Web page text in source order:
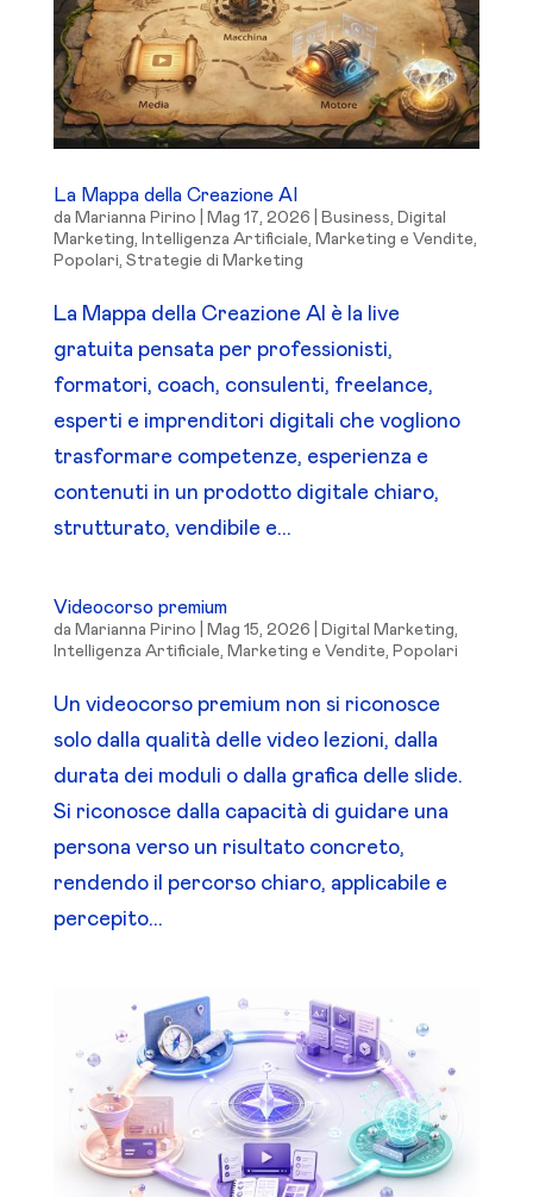
La Mappa della Creazione AI
da Marianna Pirino Mag 17, 2026 Business, Digital
Marketing, Intelligenza Artificiale, Marketing e Vendite,
Popolari, Strategie di Marketing
La Mappa della Creazione AI è la live
gratuita pensata per professionisti,
formatori, coach, consulenti, freelance,
esperti e imprenditori digitali che vogliono
trasformare competenze, esperienza e
contenuti in un prodotto digitale chiaro,
strutturato, vendibile e...
Videocorso premium
da Marianna Pirino Mag 15, 2026 Digital Marketing,
Intelligenza Artificiale, Marketing e Vendite, Popolari
Un videocorso premium non si riconosce
solo dalla qualità delle video lezioni, dalla
durata dei moduli o dalla grafica delle slide.
Si riconosce dalla capacità di guidare una
persona verso un risultato concreto,
rendendo il percorso chiaro, applicabile e
percepito...